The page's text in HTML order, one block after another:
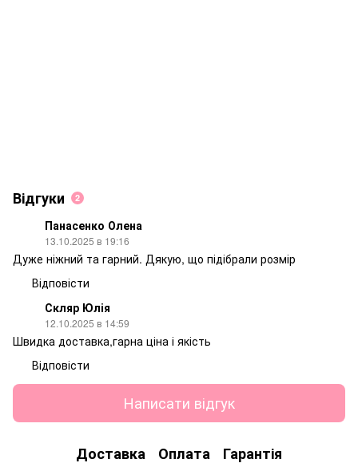
Відгуки 2
Панасенко Олена
13.10.2025 в 19:16
Дуже ніжний та гарний. Дякую, що підібрали розмір
Відповісти
Скляр Юлія
12.10.2025 в 14:59
Швидка доставка,гарна ціна і якість
Відповісти
Написати відгук
Доставка Оплата Гарантія